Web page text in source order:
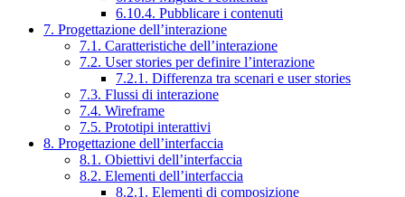
6.10.4. Pubblicare i contenuti
7. Progettazione dell’interazione
7.1. Caratteristiche dell’interazione
7.2. User stories per definire l’interazione
7.2.1. Differenza tra scenari e user stories
7.3. Flussi di interazione
7.4. Wireframe
7.5. Prototipi interattivi
8. Progettazione dell’interfaccia
8.1. Obiettivi dell’interfaccia
8.2. Elementi dell’interfaccia
8.2.1. Elementi di composizione